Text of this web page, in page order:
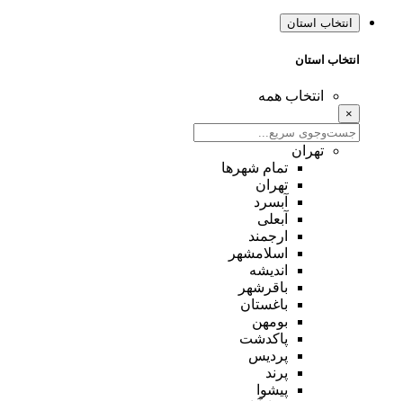
انتخاب استان
انتخاب استان
انتخاب همه
×
تهران
تمام شهر‌ها
تهران
آبسرد
آبعلی
ارجمند
اسلامشهر
اندیشه
باقرشهر
باغستان
بومهن
پاکدشت
پردیس
پرند
پیشوا